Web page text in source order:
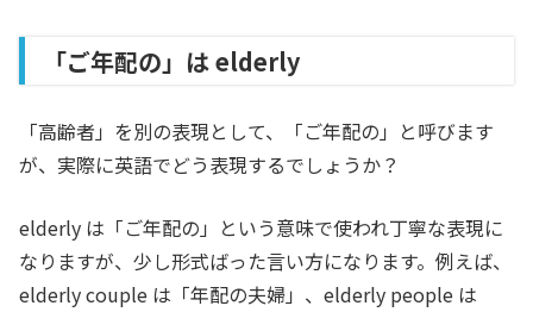
「ご年配の」は elderly
「高齢者」を別の表現として、「ご年配の」と呼びます
が、実際に英語でどう表現するでしょうか？
elderly は「ご年配の」という意味で使われ丁寧な表現に
なりますが、少し形式ばった言い方になります。例えば、
elderly couple は「年配の夫婦」、elderly people は